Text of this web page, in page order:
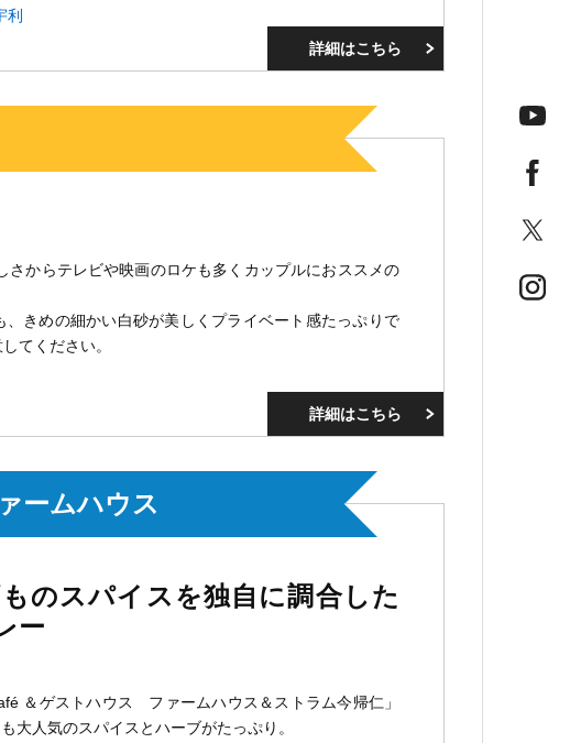
利
詳細はこちら
からテレビや映画のロケも多くカップルにおススメの
きめの細かい白砂が美しくプライベート感たっぷりで
てください。
詳細はこちら
ームハウス
のスパイスを独自に調合した
ー
＆ゲストハウス ファームハウス＆ストラム今帰仁」
大人気のスパイスとハーブがたっぷり。